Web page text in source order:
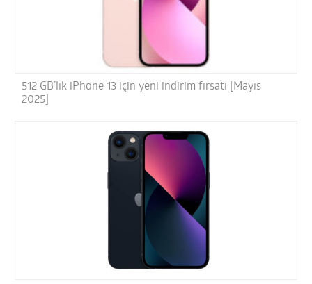
512 GB’lık iPhone 13 için yeni indirim fırsatı [Mayıs
2025]